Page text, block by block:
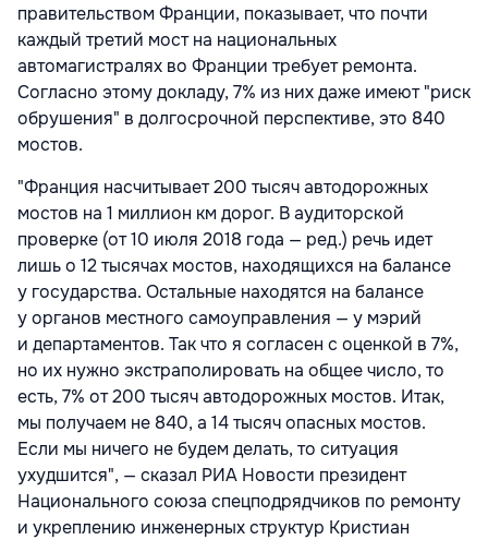
правительством Франции, показывает, что почти
каждый третий мост на национальных
автомагистралях во Франции требует ремонта.
Согласно этому докладу, 7% из них даже имеют "риск
обрушения" в долгосрочной перспективе, это 840
мостов.
"Франция насчитывает 200 тысяч автодорожных
мостов на 1 миллион км дорог. В аудиторской
проверке (от 10 июля 2018 года — ред.) речь идет
лишь о 12 тысячах мостов, находящихся на балансе
у государства. Остальные находятся на балансе
у органов местного самоуправления — у мэрий
и департаментов. Так что я согласен с оценкой в 7%,
но их нужно экстраполировать на общее число, то
есть, 7% от 200 тысяч автодорожных мостов. Итак,
мы получаем не 840, а 14 тысяч опасных мостов.
Если мы ничего не будем делать, то ситуация
ухудшится", — сказал РИА Новости президент
Национального союза спецподрядчиков по ремонту
и укреплению инженерных структур Кристиан